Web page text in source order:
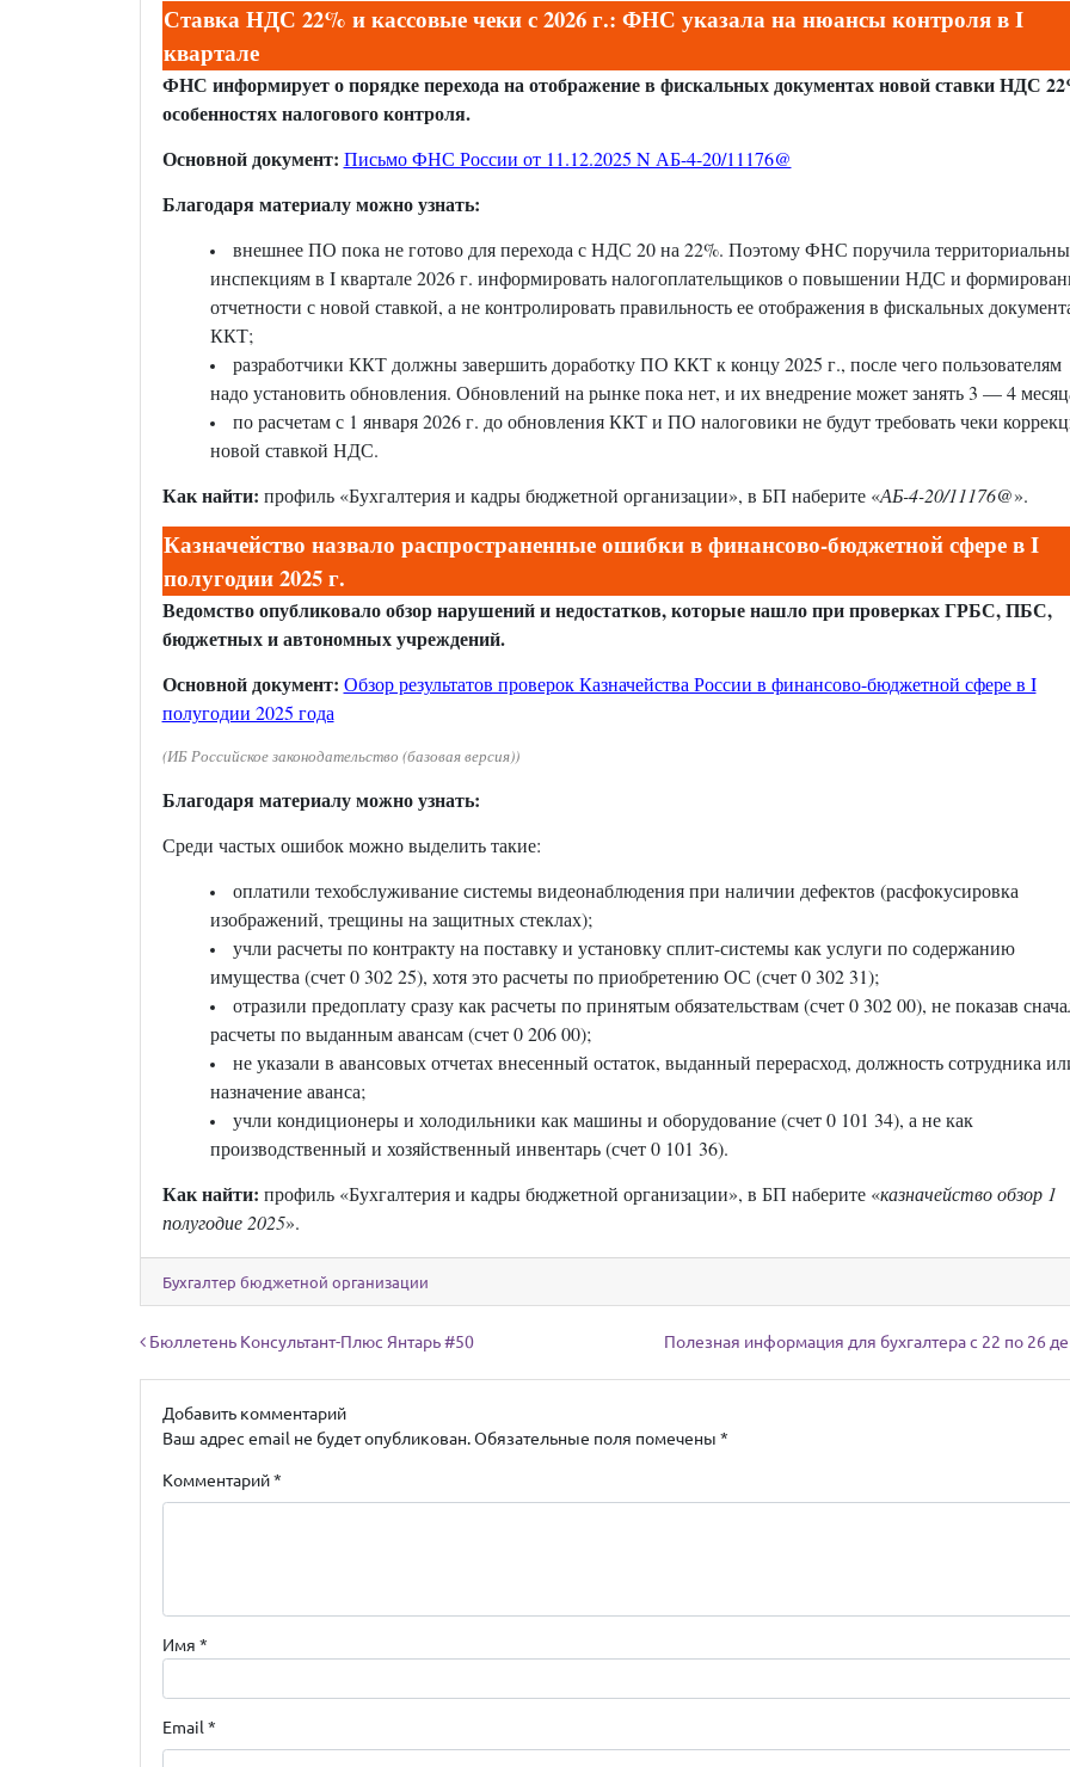
Ставка НДС 22% и кассовые чеки с 2026 г.: ФНС указала на нюансы контроля в I
квартале
ФНС информирует о порядке перехода на отображение в фискальных документах новой ставки НДС
особенностях налогового контроля.
Основной документ: Письмо ФНС России от 11.12.2025 N АБ-4-20/11176@
Благодаря материалу можно узнать:
внешнее ПО пока не готово для перехода с НДС 20 на 22%. Поэтому ФНС поручила
инспекциям в I квартале 2026 г. информировать налогоплательщиков о повышении НДС и
отчетности с новой ставкой, а не контролировать правильность ее отображения в фискальных
ККТ;
разработчики ККТ должны завершить доработку ПО ККТ к концу 2025 г., после чего пользователям
надо установить обновления. Обновлений на рынке пока нет, и их внедрение может занять 3 — 4
по расчетам с 1 января 2026 г. до обновления ККТ и ПО налоговики не будут требовать чеки
новой ставкой НДС.
Как найти: профиль «Бухгалтерия и кадры бюджетной организации», в БП наберите «АБ-4-20/11176@».
Казначейство назвало распространенные ошибки в финансово-бюджетной сфере в I
полугодии 2025 г.
Ведомство опубликовало обзор нарушений и недостатков, которые нашло при проверках ГРБС, ПБС,
бюджетных и автономных учреждений.
Основной документ: Обзор результатов проверок Казначейства России в финансово-бюджетной сфере в I
полугодии 2025 года
(ИБ Российское законодательство (базовая версия))
Благодаря материалу можно узнать:
Среди частых ошибок можно выделить такие:
оплатили техобслуживание системы видеонаблюдения при наличии дефектов (расфокусировка
изображений, трещины на защитных стеклах);
учли расчеты по контракту на поставку и установку сплит-системы как услуги по содержанию
имущества (счет 0 302 25), хотя это расчеты по приобретению ОС (счет 0 302 31);
отразили предоплату сразу как расчеты по принятым обязательствам (счет 0 302 00), не показав
расчеты по выданным авансам (счет 0 206 00);
не указали в авансовых отчетах внесенный остаток, выданный перерасход, должность сотрудника
назначение аванса;
учли кондиционеры и холодильники как машины и оборудование (счет 0 101 34), а не как
производственный и хозяйственный инвентарь (счет 0 101 36).
Как найти: профиль «Бухгалтерия и кадры бюджетной организации», в БП наберите «казначейство обзор 1
полугодие 2025».
Бухгалтер бюджетной организации
Навигация по записям
Бюллетень Консультант-Плюс Янтарь #50 Полезная информация для бухгалтера с 22 по 26
Добавить комментарий
Ваш адрес email не будет опубликован. Обязательные поля помечены *
Комментарий*
Имя *
Email *